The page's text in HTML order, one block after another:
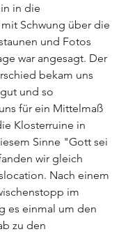
in die
Schwung über die
und Fotos
war angesagt. Der
bekam uns
und so
für ein Mittelmaß
Klosterruine in
Sinne "Gott sei
wir gleich
Nach einem
im
es einmal um den
zu den